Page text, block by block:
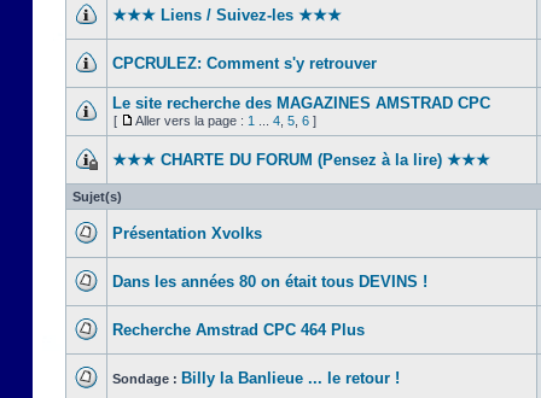
★★★ Liens / Suivez-les ★★★
CPCRULEZ: Comment s'y retrouver‎
Le site recherche des MAGAZINES AMSTRAD CPC
[ Aller vers la page : 1 4 5 6 ]
★★★ CHARTE DU FORUM (Pensez à la lire) ★★★
Sujet(s)
Présentation Xvolks
Dans les années 80 on était tous DEVINS !
Recherche Amstrad CPC 464 Plus
Sondage : Billy la Banlieue ... le retour !